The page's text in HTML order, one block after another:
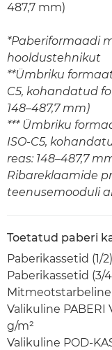
487,7 mm)
*Paberiformaadi
hooldustehnikut
**Ümbriku
C5, kohandatud
148–487,7 mm)
*** Ümbriku
ISO-C5,
reas: 148–487,7
Ribareklaamide
teenusemooduli
Toetatud paberi
Paberikassetid (1/
Paberikassetid (3/
Mitmeotstarbeline
Valikuline PABERI
g/m²
Valikuline POD-